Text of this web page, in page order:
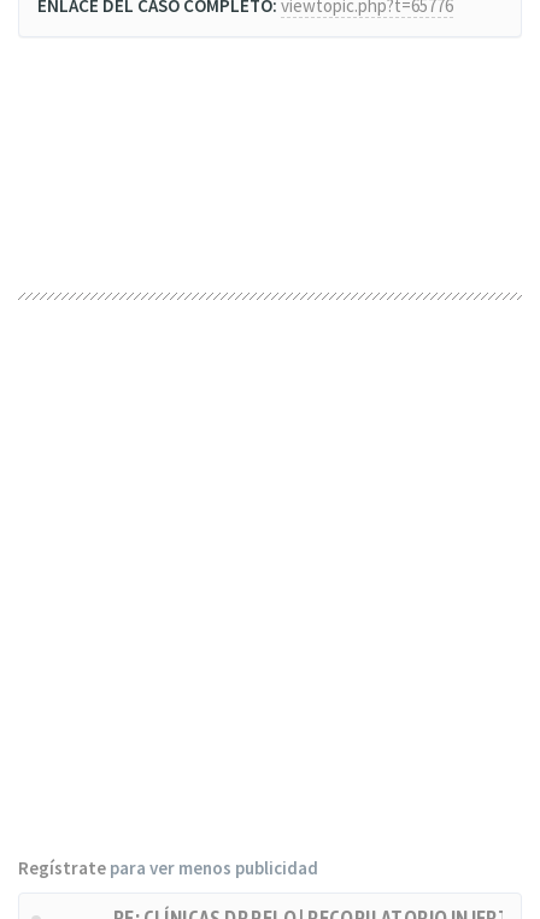
ENLACE DEL CASO COMPLETO: viewtopic.php?t=65776
Regístrate para ver menos publicidad